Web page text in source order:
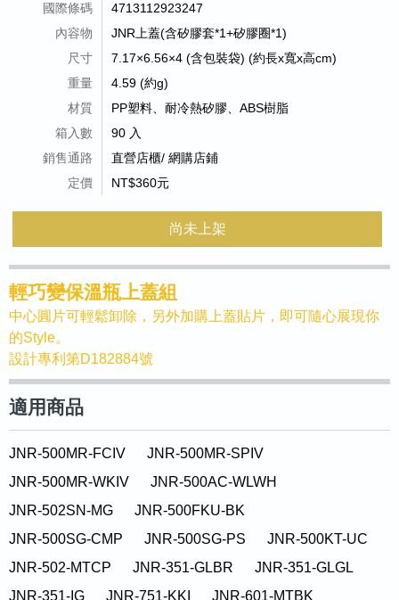
國際條碼
4713112923247
內容物
JNR上蓋(含矽膠套*1+矽膠圈*1)
尺寸
7.17×6.56×4 (含包裝袋) (約長x寬x高cm)
重量
4.59 (約g)
材質
PP塑料、耐冷熱矽膠、ABS樹脂
箱入數
90 入
銷售通路
直營店櫃/ 網購店鋪
定價
NT$360元
尚未上架
輕巧變保溫瓶上蓋組
中心圓片可輕鬆卸除，另外加購上蓋貼片，即可隨心展現你
的Style。
設計專利第D182884號
適用商品
JNR-500MR-FCIV
JNR-500MR-SPIV
JNR-500MR-WKIV
JNR-500AC-WLWH
JNR-502SN-MG
JNR-500FKU-BK
JNR-500SG-CMP
JNR-500SG-PS
JNR-500KT-UC
JNR-502-MTCP
JNR-351-GLBR
JNR-351-GLGL
JNR-351-IG
JNR-751-KKI
JNR-601-MTBK